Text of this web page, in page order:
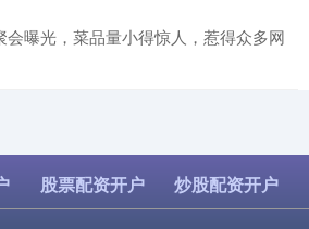
会曝光，菜品量小得惊人，惹得众多网
股票配资开户 炒股配资开户